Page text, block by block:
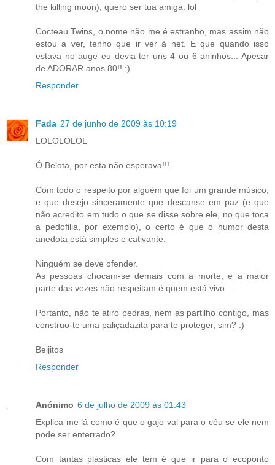
the killing moon), quero ser tua amiga. lol
Cocteau Twins, o nome não me é estranho, mas assim não
estou a ver, tenho que ir ver à net. É que quando isso
estava no auge eu devia ter uns 4 ou 6 aninhos... Apesar
de ADORAR anos 80!! ;)
Responder
Fada 27 de junho de 2009 às 10:19
LOLOLOLOL
Ó Belota, por esta não esperava!!!
Com todo o respeito por alguém que foi um grande músico,
e que desejo sinceramente que descanse em paz (e que
não acredito em tudo o que se disse sobre ele, no que toca
a pedofilia, por exemplo), o certo é que o humor desta
anedota está simples e cativante.
Ninguém se deve ofender.
As pessoas chocam-se demais com a morte, e a maior
parte das vezes não respeitam é quem está vivo...
Portanto, não te atiro pedras, nem as partilho contigo, mas
construo-te uma paliçadazita para te proteger, sim? :)
Beijitos
Responder
Anónimo 6 de julho de 2009 às 01:43
Explica-me lá como é que o gajo vai para o céu se ele nem
pode ser enterrado?
Com tantas plásticas ele tem é que ir para o ecoponto